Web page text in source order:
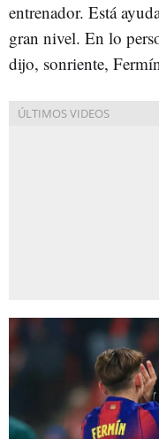
entrenador. Está
gran nivel. En lo
dijo, sonriente,